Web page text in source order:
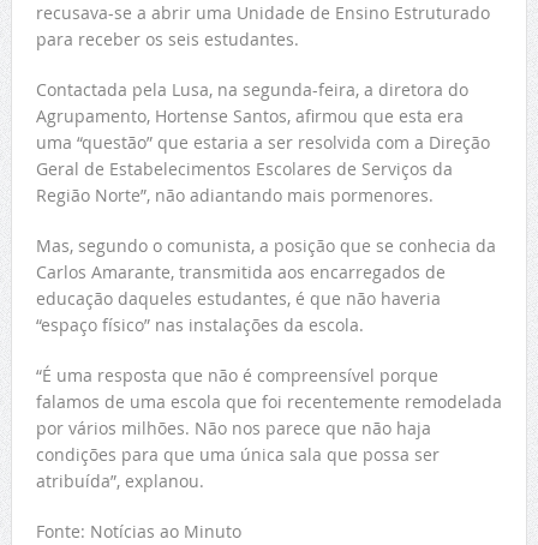
recusava-se a abrir uma Unidade de Ensino Estruturado
para receber os seis estudantes.
Contactada pela Lusa, na segunda-feira, a diretora do
Agrupamento, Hortense Santos, afirmou que esta era
uma “questão” que estaria a ser resolvida com a Direção
Geral de Estabelecimentos Escolares de Serviços da
Região Norte”, não adiantando mais pormenores.
Mas, segundo o comunista, a posição que se conhecia da
Carlos Amarante, transmitida aos encarregados de
educação daqueles estudantes, é que não haveria
“espaço físico” nas instalações da escola.
“É uma resposta que não é compreensível porque
falamos de uma escola que foi recentemente remodelada
por vários milhões. Não nos parece que não haja
condições para que uma única sala que possa ser
atribuída”, explanou.
Fonte: Notícias ao Minuto